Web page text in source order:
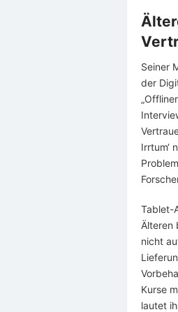
Seiner
der
Irrtum‘
Tablet-
Älteren
nicht
Kurse
lautet